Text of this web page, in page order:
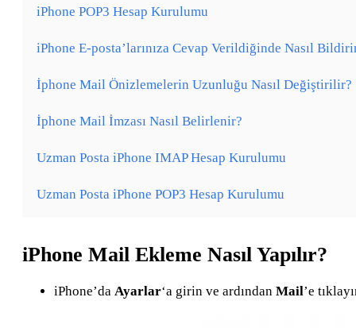
iPhone POP3 Hesap Kurulumu
iPhone E-posta’larınıza Cevap Verildiğinde Nasıl
İphone Mail Önizlemelerin Uzunluğu Nasıl Değiştirilir?
İphone Mail İmzası Nasıl Belirlenir?
Uzman Posta iPhone IMAP Hesap Kurulumu
Uzman Posta iPhone POP3 Hesap Kurulumu
iPhone Mail Ekleme Nasıl Yapılır?
iPhone’da Ayarlar‘a girin ve ardından Mail’e